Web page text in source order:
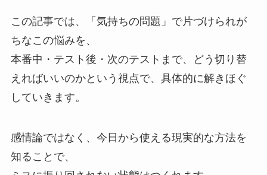
この記事では、「気持ちの問題」で片づけられが
ちなこの悩みを、
本番中・テスト後・次のテストまで、どう切り替
えればいいのかという視点で、具体的に解きほぐ
していきます。
感情論ではなく、今日から使える現実的な方法を
知ることで、